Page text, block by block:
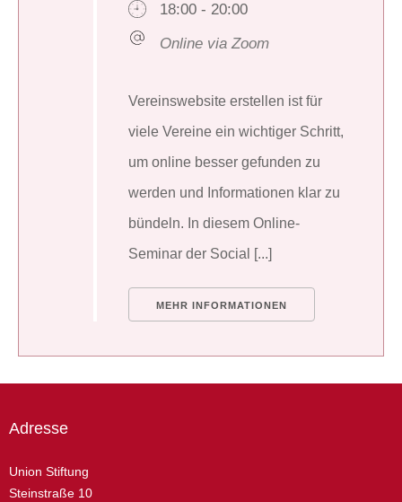
18:00 - 20:00
Online via Zoom
Vereinswebsite erstellen ist für
viele Vereine ein wichtiger Schritt,
um online besser gefunden zu
werden und Informationen klar zu
bündeln. In diesem Online-
Seminar der Social [...]
MEHR INFORMATIONEN
Adresse
Union Stiftung
Steinstraße 10